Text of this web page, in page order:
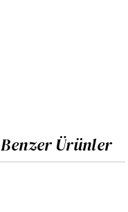
Benzer Ürünler